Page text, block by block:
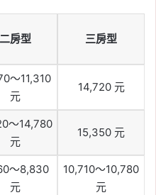
二房型 三房型
～11,310
元
14,720 元
～14,780
元
15,350 元
～8,830
元
10,710～10,780
元